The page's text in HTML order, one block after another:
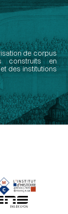
de corpus
construits en
des institutions